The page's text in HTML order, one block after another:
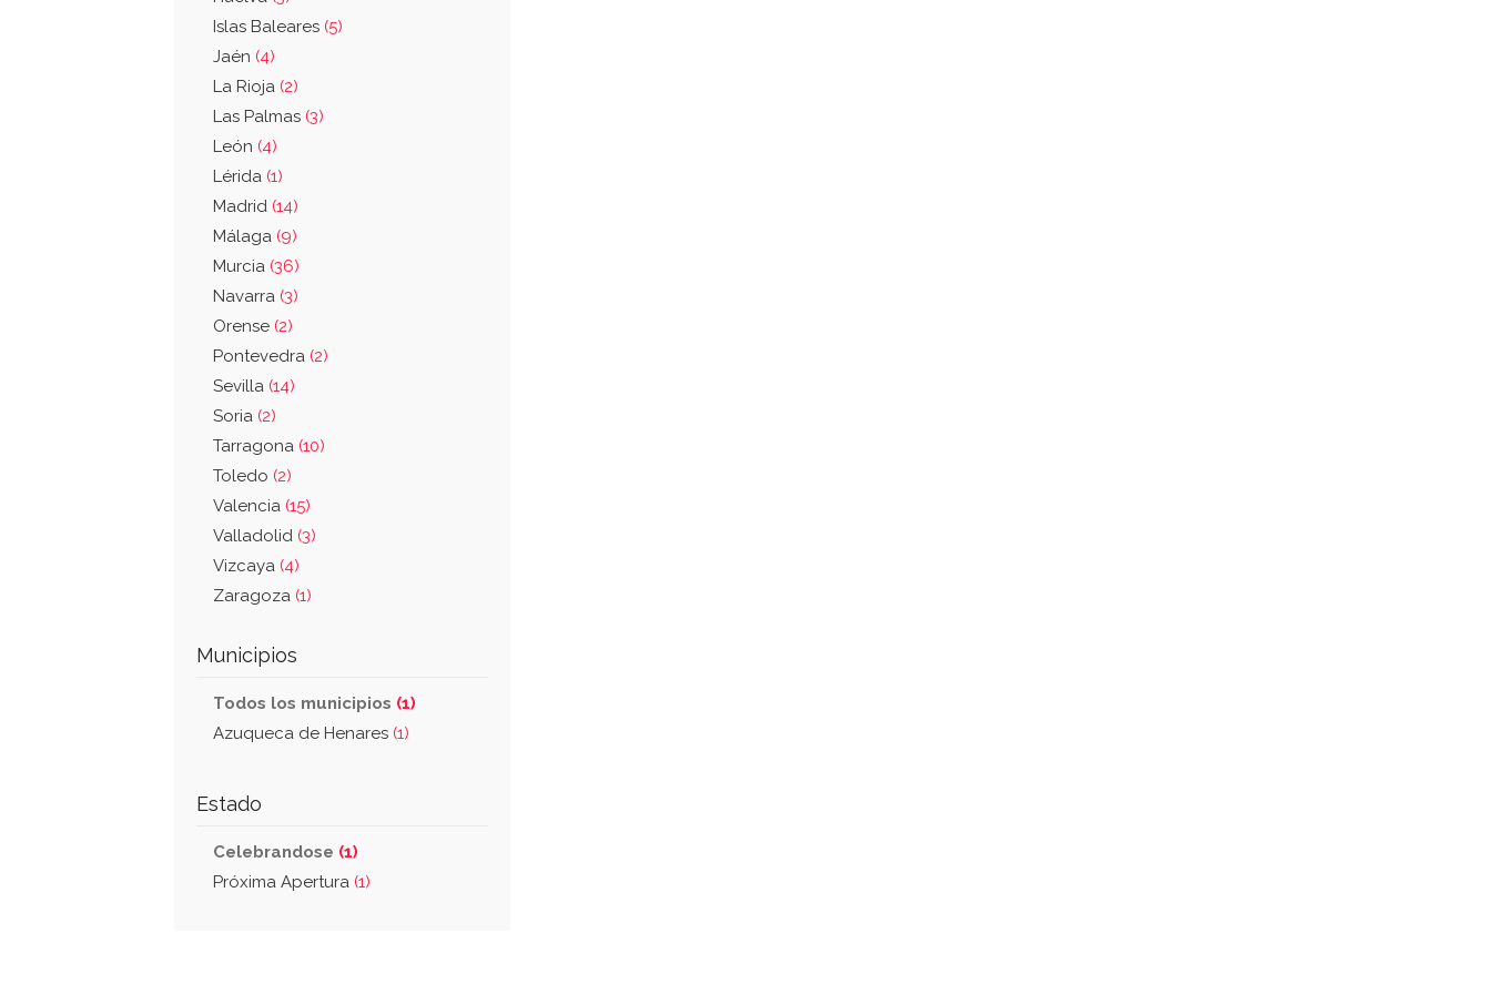
Islas Baleares (5)
Jaén (4)
La Rioja (2)
Las Palmas (3)
León (4)
Lérida (1)
Madrid (14)
Málaga (9)
Murcia (36)
Navarra (3)
Orense (2)
Pontevedra (2)
Sevilla (14)
Soria (2)
Tarragona (10)
Toledo (2)
Valencia (15)
Valladolid (3)
Vizcaya (4)
Zaragoza (1)
Municipios
Todos los municipios (1)
Azuqueca de Henares (1)
Estado
Celebrandose (1)
Próxima Apertura (1)